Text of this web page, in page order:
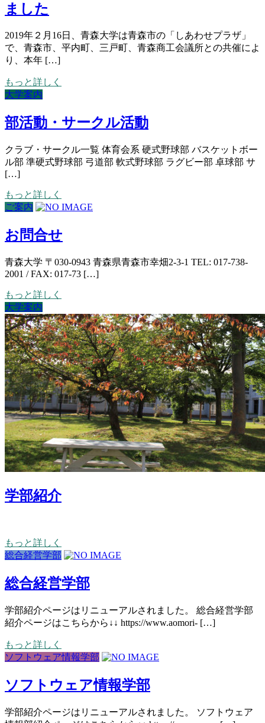
ました
2019年２月16日、青森大学は青森市の「しあわせプラザ」
で、青森市、平内町、三戸町、青森商工会議所との共催によ
り、本年 […]
もっと詳しく
大学案内
部活動・サークル活動
クラブ・サークル一覧 体育会系 硬式野球部 バスケットボー
ル部 準硬式野球部 弓道部 軟式野球部 ラグビー部 卓球部 サ
[…]
もっと詳しく
ご案内
お問合せ
青森大学 〒030-0943 青森県青森市幸畑2-3-1 TEL: 017-738-
2001 / FAX: 017-73 […]
もっと詳しく
大学案内
学部紹介
もっと詳しく
総合経営学部
総合経営学部
学部紹介ページはリニューアルされました。 総合経営学部
紹介ページはこちらから↓↓ https://www.aomori- […]
もっと詳しく
ソフトウェア情報学部
ソフトウェア情報学部
学部紹介ページはリニューアルされました。 ソフトウェア